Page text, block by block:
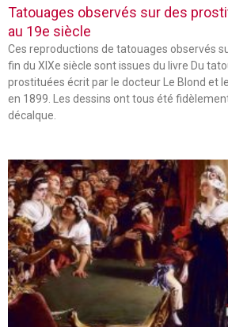
Tatouages observés sur des
au 19e siècle
Ces reproductions de tatouages observés
fin du XIXe siècle sont issues du livre Du
prostituées écrit par le docteur Le Blond et
en 1899. Les dessins ont tous été
décalque.